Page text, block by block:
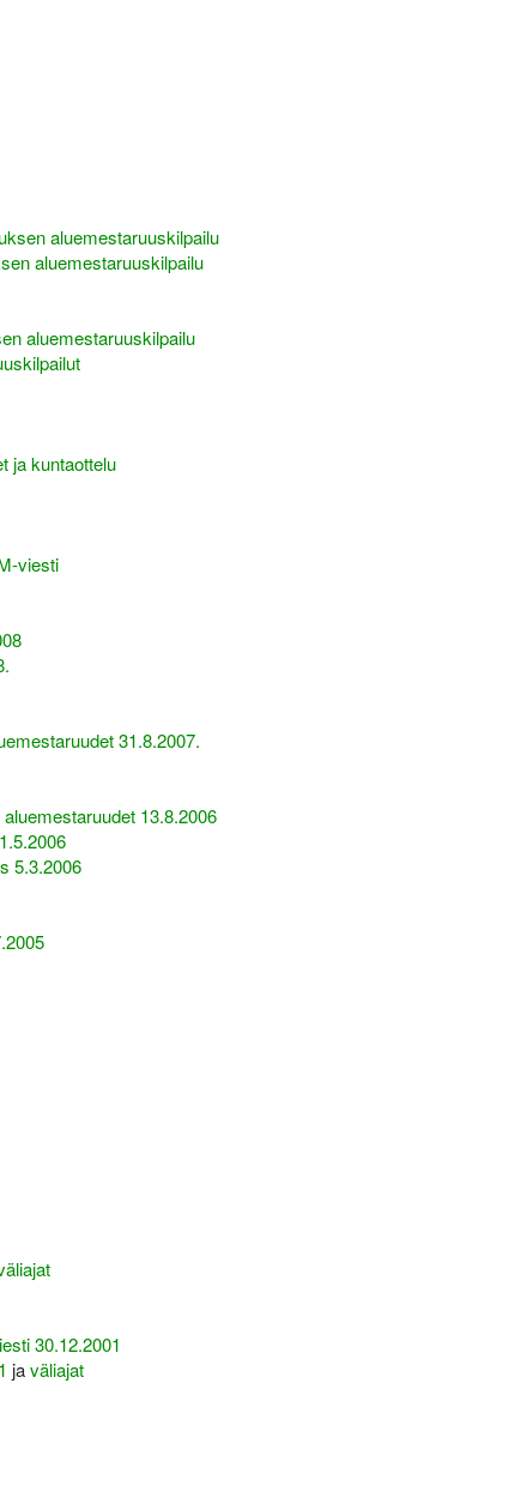
aluemestaruuskilpailu
aluemestaruuskilpailu
aluemestaruuskilpailu
ja kuntaottelu
viesti
31.8.2007.
13.8.2006
5.3.2006
30.12.2001
javäliajat